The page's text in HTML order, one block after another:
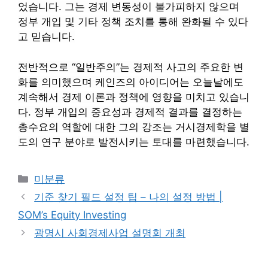
었습니다. 그는 경제 변동성이 불가피하지 않으며
정부 개입 및 기타 정책 조치를 통해 완화될 수 있다
고 믿습니다.
전반적으로 “일반주의”는 경제적 사고의 주요한 변
화를 의미했으며 케인즈의 아이디어는 오늘날에도
계속해서 경제 이론과 정책에 영향을 미치고 있습니
다. 정부 개입의 중요성과 경제적 결과를 결정하는
총수요의 역할에 대한 그의 강조는 거시경제학을 별
도의 연구 분야로 발전시키는 토대를 마련했습니다.
Categories
미분류
기준 찾기 필드 설정 팁 – 나의 설정 방법 |
SOM’s Equity Investing
광명시 사회경제사업 설명회 개최